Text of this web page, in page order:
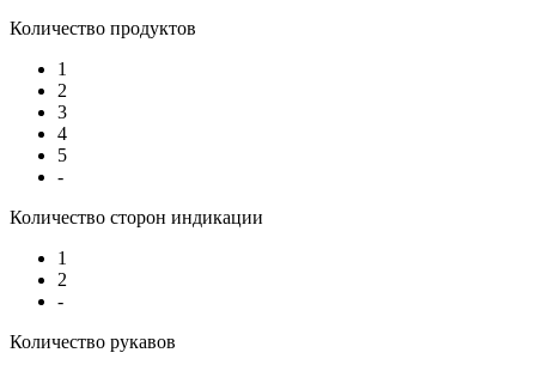
Количество продуктов
1
2
3
4
5
-
Количество сторон индикации
1
2
-
Количество рукавов